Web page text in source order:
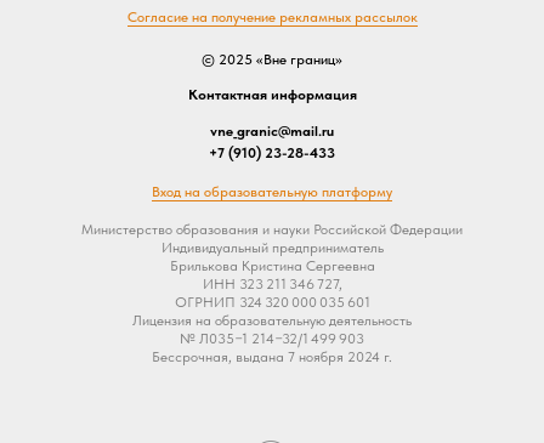
vne_granic@mail.ru
+7 (910) 23-28-433
Контактная информация
© 2025 «Вне границ»
Согласие на получение рекламных рассылок
Вход на образовательную платформу
Министерство образования и науки Российской Федерации
Индивидуальный предприниматель
Брилькова Кристина Сергеевна
ИНН 323 211 346 727,
ОГРНИП 324 320 000 035 601
Лицензия на образовательную деятельность
№ Л035−1 214−32/1 499 903
Бессрочная, выдана 7 ноября 2024 г.